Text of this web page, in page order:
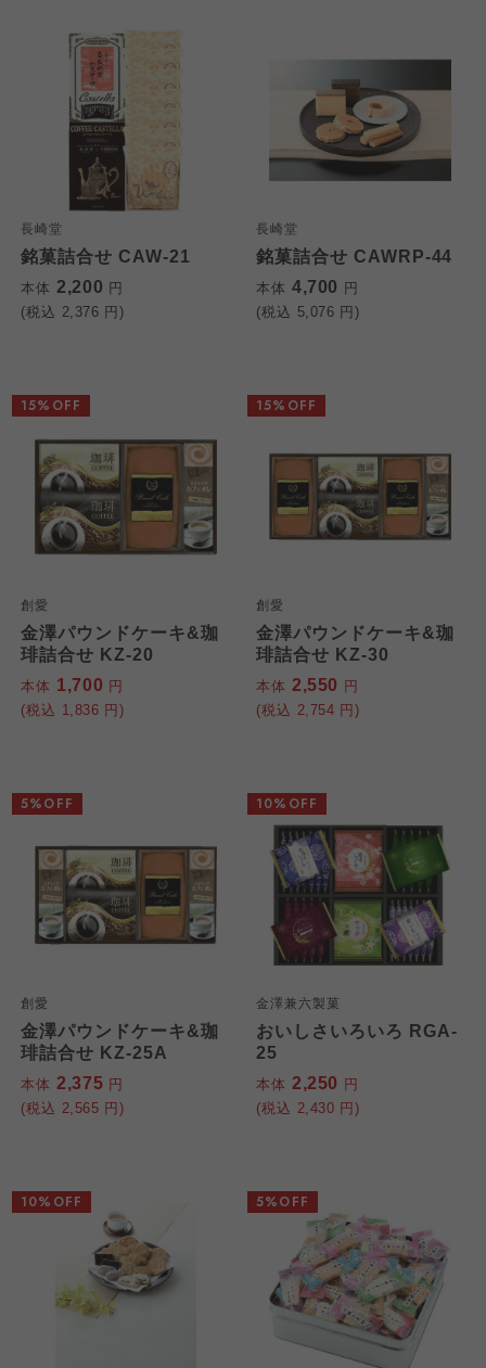
長崎堂
銘菓詰合せ CAW-21
本体 2,200 円
(税込 2,376 円)
長崎堂
銘菓詰合せ CAWRP-44
本体 4,700 円
(税込 5,076 円)
創愛
金澤パウンドケーキ&珈
琲詰合せ KZ-20
本体 1,700 円
(税込 1,836 円)
15%OFF
創愛
金澤パウンドケーキ&珈
琲詰合せ KZ-30
本体 2,550 円
(税込 2,754 円)
15%OFF
創愛
金澤パウンドケーキ&珈
琲詰合せ KZ-25A
本体 2,375 円
(税込 2,565 円)
5%OFF
金澤兼六製菓
おいしさいろいろ RGA-
25
本体 2,250 円
(税込 2,430 円)
10%OFF
10%OFF 5%OFF